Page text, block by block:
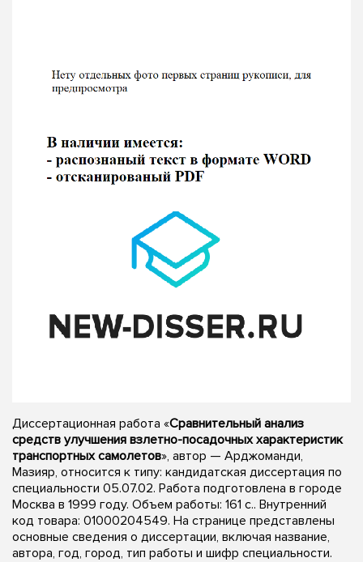
Диссертационная работа «Сравнительный анализ
средств улучшения взлетно-посадочных характеристик
транспортных самолетов», автор — Арджоманди,
Мазияр, относится к типу: кандидатская диссертация по
специальности 05.07.02. Работа подготовлена в городе
Москва в 1999 году. Объем работы: 161 с.. Внутренний
код товара: 01000204549. На странице представлены
основные сведения о диссертации, включая название,
автора, год, город, тип работы и шифр специальности.